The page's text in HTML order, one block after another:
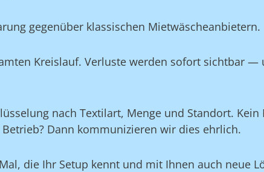
gegenüber klassischen Mietwäscheanbietern.
Kreislauf. Verluste werden sofort sichtbar —
nach Textilart, Menge und Standort. Kein
Dann kommunizieren wir dies ehrlich.
die Ihr Setup kennt und mit Ihnen auch neue